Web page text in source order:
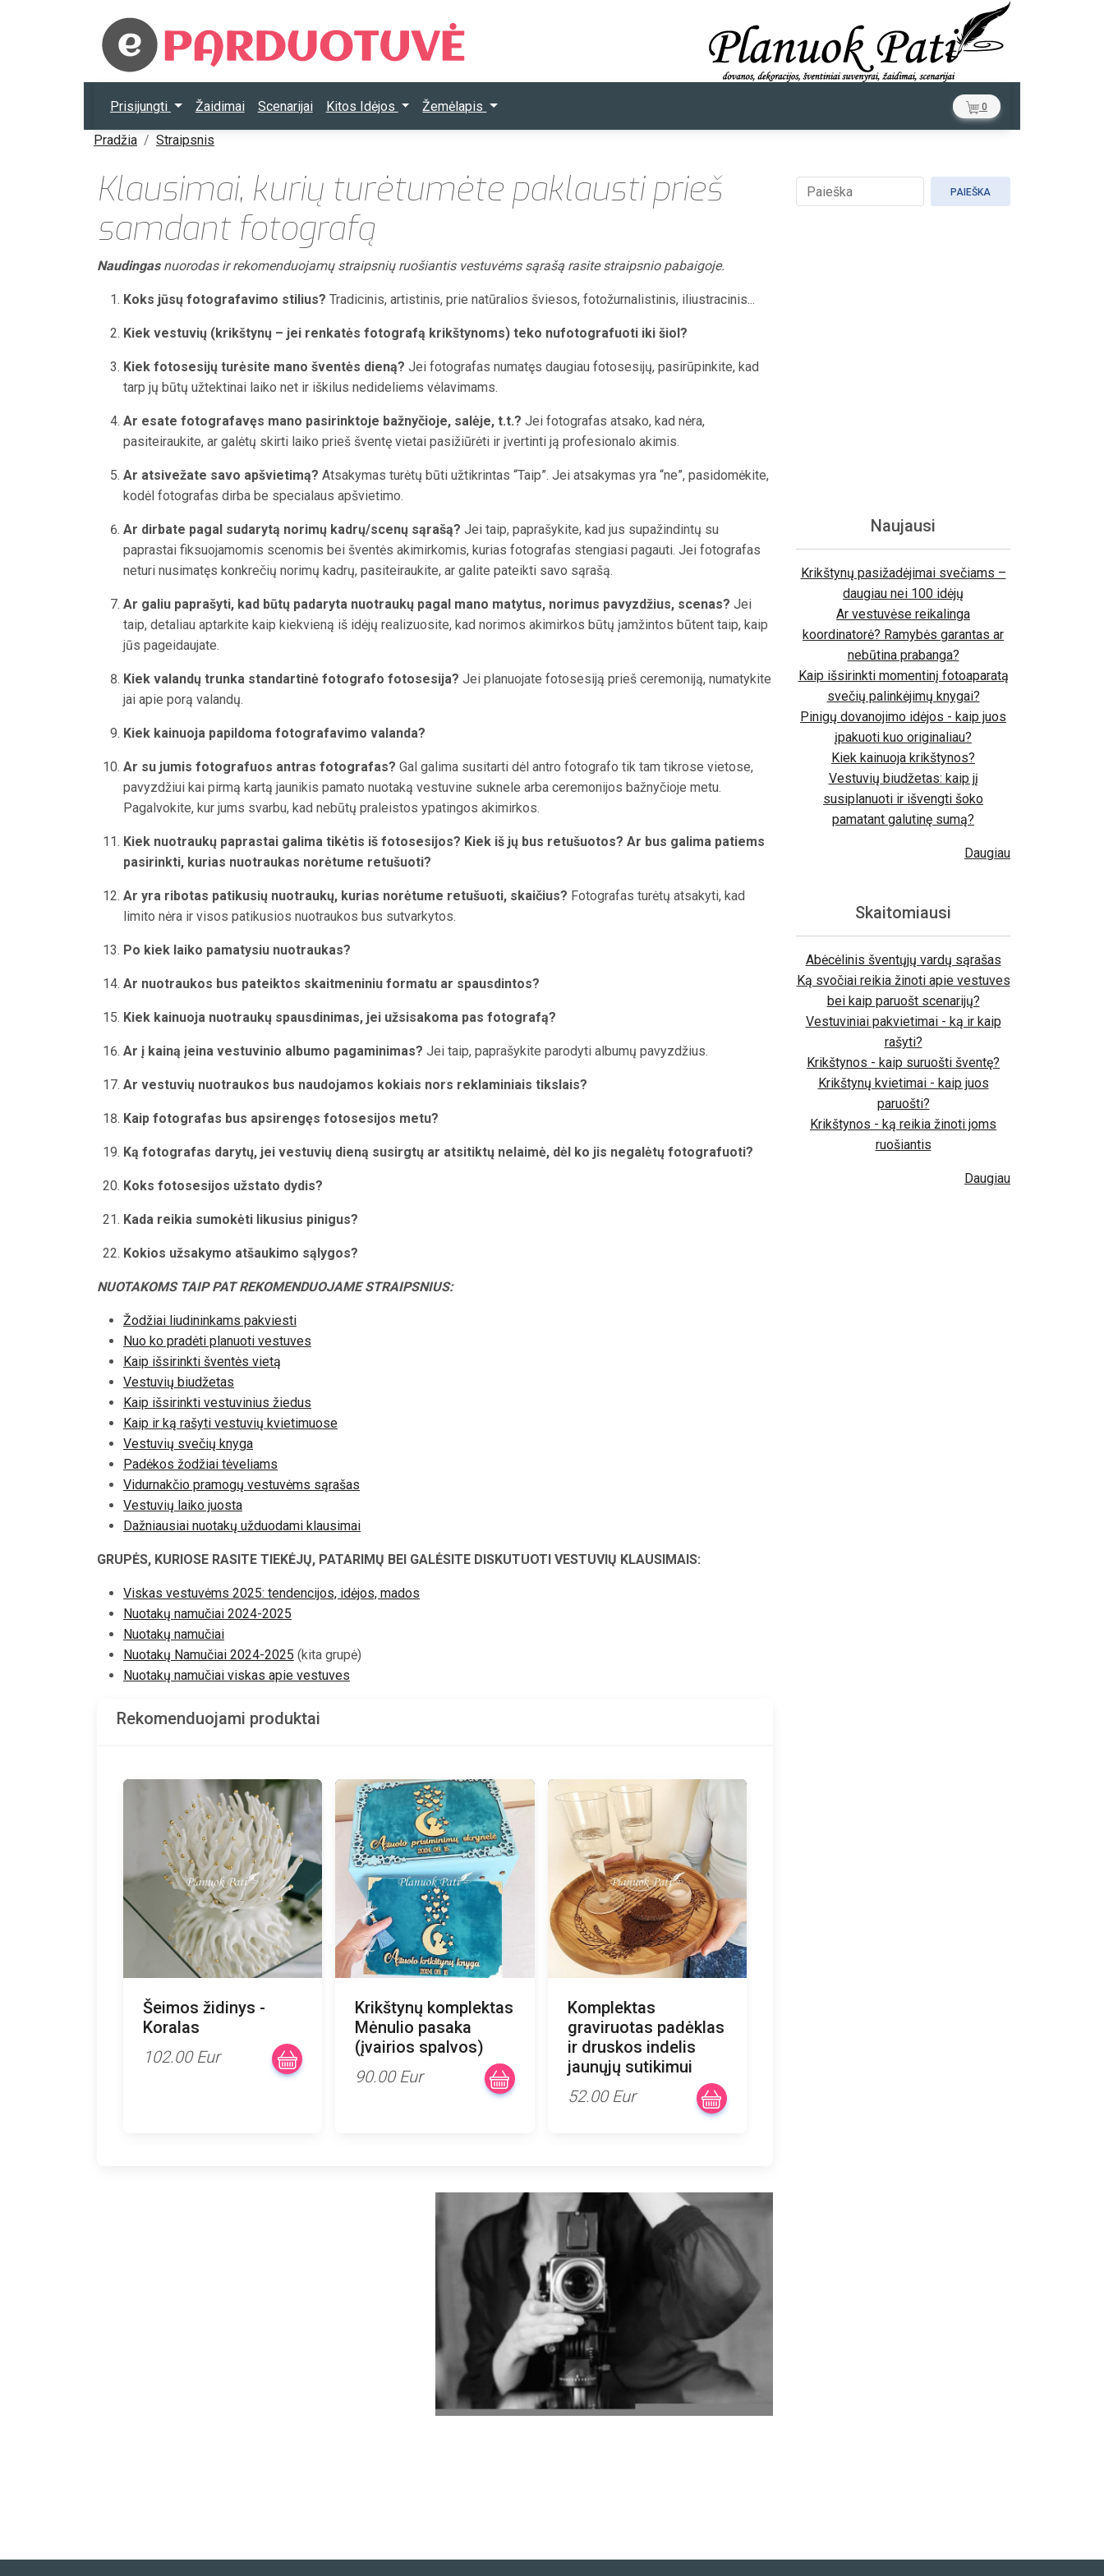
Prisijungti Žaidimai Scenarijai Kitos Idėjos Žemėlapis 0
Pradžia Straipsnis
Klausimai, kurių turėtumėte paklausti prieš
samdant fotografą
Naudingasnuorodas ir rekomenduojamų straipsnių ruošiantis vestuvėms sąrašą rasite straipsnio pabaigoje.
Koks jūsų fotografavimo stilius? Tradicinis, artistinis, prie natūralios šviesos, fotožurnalistinis, iliustracinis...
Kiek vestuvių (krikštynų – jei renkatės fotografą krikštynoms) teko nufotografuoti iki šiol?
Kiek fotosesijų turėsite mano šventės dieną? Jei fotografas numatęs daugiau fotosesijų, pasirūpinkite, kad
tarp jų būtų užtektinai laiko net ir iškilus nedideliems vėlavimams.
Ar esate fotografavęs mano pasirinktoje bažnyčioje, salėje, t.t.? Jei fotografas atsako, kad nėra,
pasiteiraukite, ar galėtų skirti laiko prieš šventę vietai pasižiūrėti ir įvertinti ją profesionalo akimis.
Ar atsivežate savo apšvietimą? Atsakymas turėtų būti užtikrintas “Taip”. Jei atsakymas yra “ne”, pasidomėkite,
kodėl fotografas dirba be specialaus apšvietimo.
Ar dirbate pagal sudarytą norimų kadrų/scenų sąrašą? Jei taip, paprašykite, kad jus supažindintų su
paprastai fiksuojamomis scenomis bei šventės akimirkomis, kurias fotografas stengiasi pagauti. Jei fotografas
neturi nusimatęs konkrečių norimų kadrų, pasiteiraukite, ar galite pateikti savo sąrašą.
Ar galiu paprašyti, kad būtų padaryta nuotraukų pagal mano matytus, norimus pavyzdžius, scenas? Jei
taip, detaliau aptarkite kaip kiekvieną iš idėjų realizuosite, kad norimos akimirkos būtų įamžintos būtent taip, kaip
jūs pageidaujate.
Kiek valandų trunka standartinė fotografo fotosesija? Jei planuojate fotosesiją prieš ceremoniją, numatykite
jai apie porą valandų.
Kiek kainuoja papildoma fotografavimo valanda?
Ar su jumis fotografuos antras fotografas? Gal galima susitarti dėl antro fotografo tik tam tikrose vietose,
pavyzdžiui kai pirmą kartą jaunikis pamato nuotaką vestuvine suknele arba ceremonijos bažnyčioje metu.
Pagalvokite, kur jums svarbu, kad nebūtų praleistos ypatingos akimirkos.
Kiek nuotraukų paprastai galima tikėtis iš fotosesijos? Kiek iš jų bus retušuotos? Ar bus galima patiems
pasirinkti, kurias nuotraukas norėtume retušuoti?
Ar yra ribotas patikusių nuotraukų, kurias norėtume retušuoti, skaičius? Fotografas turėtų atsakyti, kad
limito nėra ir visos patikusios nuotraukos bus sutvarkytos.
Po kiek laiko pamatysiu nuotraukas?
Ar nuotraukos bus pateiktos skaitmeniniu formatu ar spausdintos?
Kiek kainuoja nuotraukų spausdinimas, jei užsisakoma pas fotografą?
Ar į kainą įeina vestuvinio albumo pagaminimas? Jei taip, paprašykite parodyti albumų pavyzdžius.
Ar vestuvių nuotraukos bus naudojamos kokiais nors reklaminiais tikslais?
Kaip fotografas bus apsirengęs fotosesijos metu?
Ką fotografas darytų, jei vestuvių dieną susirgtų ar atsitiktų nelaimė, dėl ko jis negalėtų fotografuoti?
Koks fotosesijos užstato dydis?
Kada reikia sumokėti likusius pinigus?
Kokios užsakymo atšaukimo sąlygos?
NUOTAKOMS TAIP PAT REKOMENDUOJAME STRAIPSNIUS:
Žodžiai liudininkams pakviesti
Nuo ko pradėti planuoti vestuves
Kaip išsirinkti šventės vietą
Vestuvių biudžetas
Kaip išsirinkti vestuvinius žiedus
Kaip ir ką rašyti vestuvių kvietimuose
Vestuvių svečių knyga
Padėkos žodžiai tėveliams
Vidurnakčio pramogų vestuvėms sąrašas
Vestuvių laiko juosta
Dažniausiai nuotakų užduodami klausimai
GRUPĖS, KURIOSE RASITE TIEKĖJŲ, PATARIMŲ BEI GALĖSITE DISKUTUOTI VESTUVIŲ KLAUSIMAIS:
Viskas vestuvėms 2025: tendencijos, idėjos, mados
Nuotakų namučiai 2024-2025
Nuotakų namučiai
Nuotakų Namučiai 2024-2025 (kita grupė)
Nuotakų namučiai viskas apie vestuves
Rekomenduojami produktai
Šeimos židinys -
Koralas
102.00 Eur
Krikštynų komplektas
Mėnulio pasaka
(įvairios spalvos)
90.00 Eur
Komplektas
graviruotas padėklas
ir druskos indelis
jaunųjų sutikimui
52.00 Eur
PAIEŠKA
Naujausi
Krikštynų pasižadėjimai svečiams –
daugiau nei 100 idėjų
Ar vestuvėse reikalinga
koordinatorė? Ramybės garantas ar
nebūtina prabanga?
Kaip išsirinkti momentinį fotoaparatą
svečių palinkėjimų knygai?
Pinigų dovanojimo idėjos - kaip juos
įpakuoti kuo originaliau?
Kiek kainuoja krikštynos?
Vestuvių biudžetas: kaip jį
susiplanuoti ir išvengti šoko
pamatant galutinę sumą?
Daugiau
Skaitomiausi
Abėcėlinis šventųjų vardų sąrašas
Ką svočiai reikia žinoti apie vestuves
bei kaip paruošt scenarijų?
Vestuviniai pakvietimai - ką ir kaip
rašyti?
Krikštynos - kaip suruošti šventę?
Krikštynų kvietimai - kaip juos
paruošti?
Krikštynos - ką reikia žinoti joms
ruošiantis
Daugiau